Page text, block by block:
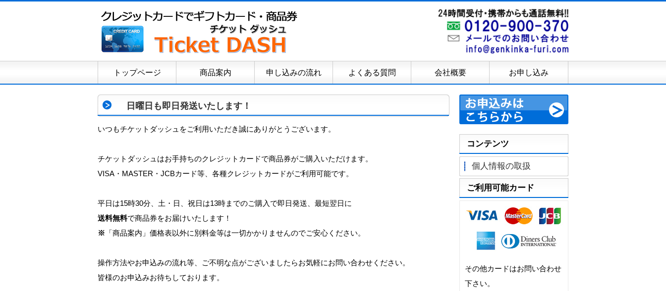
トップページ 商品案内 申し込みの流れ よくある質問 会社概要 お申し込み
日曜日も即日発送いたします！
いつもチケットダッシュをご利用いただき誠にありがとうございます。
チケットダッシュはお手持ちのクレジットカードで商品券がご購入いただけます。
VISA・MASTER・JCBカード等、各種クレジットカードがご利用可能です。
平日は15時30分、土・日、祝日は13時までのご購入で即日発送、最短翌日に
送料無料で商品券をお届けいたします！
※ 「商品案内」価格表以外に別料金等は一切かかりませんのでご安心ください。
操作方法やお申込みの流れ等、ご不明な点がございましたらお気軽にお問い合わせください。
皆様のお申込みお待ちしております。
コンテンツ
個人情報の取扱
ご利用可能カード
その他カードはお問い合わせ
下さい。